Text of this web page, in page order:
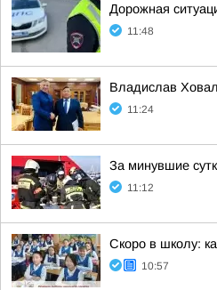
Дорожная
11:48
Владислав
11:24
За минувшие
11:12
Скоро в школу:
10:57